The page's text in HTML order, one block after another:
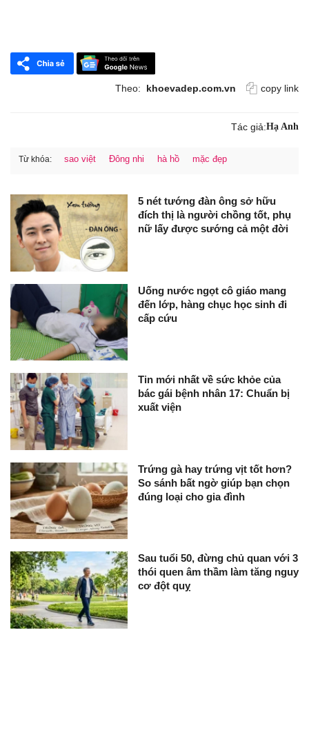
Theo: khoevadep.com.vn copy link
Tác giả:Hạ Anh
Từ khóa: sao việt Đông nhi hà hồ mặc đẹp
5 nét tướng đàn ông sở hữu
đích thị là người chồng tốt, phụ
nữ lấy được sướng cả một đời
Uống nước ngọt cô giáo mang
đến lớp, hàng chục học sinh đi
cấp cứu
Tin mới nhất về sức khỏe của
bác gái bệnh nhân 17: Chuẩn bị
xuất viện
Trứng gà hay trứng vịt tốt hơn?
So sánh bất ngờ giúp bạn chọn
đúng loại cho gia đình
Sau tuổi 50, đừng chủ quan với 3
thói quen âm thầm làm tăng nguy
cơ đột quỵ